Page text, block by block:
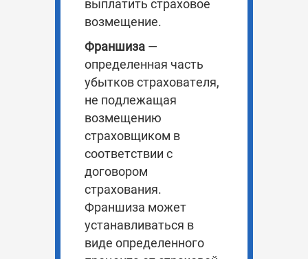
выплатить страховое
возмещение.
Франшиза —
определенная часть
убытков страхователя,
не подлежащая
возмещению
страховщиком в
соответствии с
договором
страхования.
Франшиза может
устанавливаться в
виде определенного